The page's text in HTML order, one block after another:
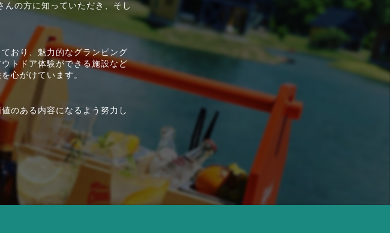
の方に知っていただき、そし
おり、魅力的なグランピング
トドア体験ができる施設など
心がけています。
のある内容になるよう努力し